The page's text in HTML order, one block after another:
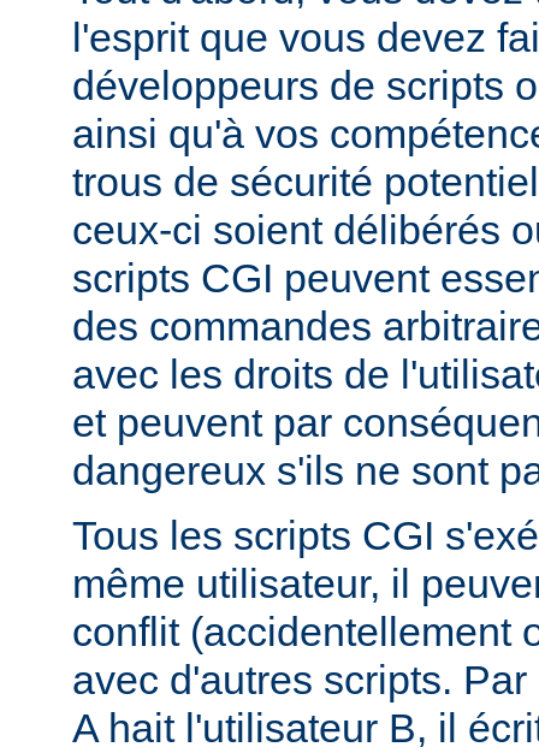
l'esprit que vous devez
développeurs de scripts
ainsi qu'à vos
trous de sécurité
ceux-ci soient délibérés
scripts CGI peuvent
des commandes
avec les droits de
et peuvent par
dangereux s'ils ne sont
Tous les scripts CGI
même utilisateur, il
conflit (accidentellement
avec d'autres scripts.
A hait l'utilisateur B, il